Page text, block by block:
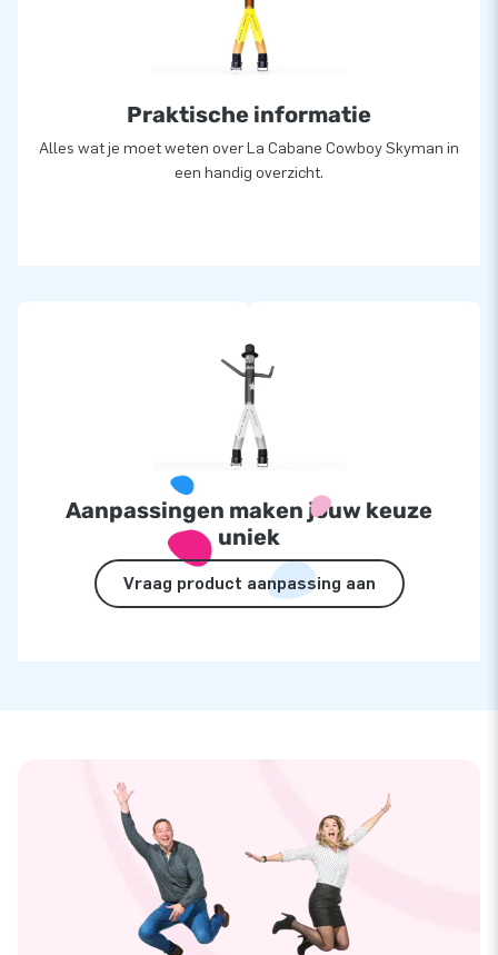
Praktische informatie
Alles wat je moet weten over La Cabane Cowboy Skyman in
een handig overzicht.
Aanpassingen maken jouw keuze
uniek
Vraag product aanpassing aan